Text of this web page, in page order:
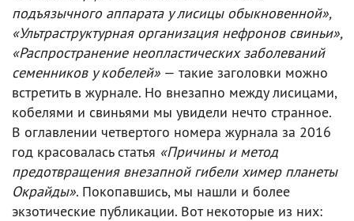
подъязычного аппарата у лисицы обыкновенной»,
«Ультраструктурная организация нефронов свиньи»,
«Распространение неопластических заболеваний
семенников у кобелей» — такие заголовки можно
встретить в журнале. Но внезапно между лисицами,
кобелями и свиньями мы увидели нечто странное.
В оглавлении четвертого номера журнала за 2016
год красовалась статья «Причины и метод
предотвращения внезапной гибели химер планеты
Окрайды». Покопавшись, мы нашли и более
экзотические публикации. Вот некоторые из них: